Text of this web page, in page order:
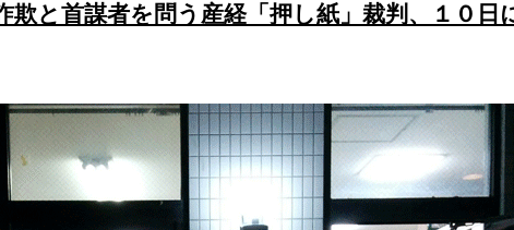
欺と首謀者を問う産経「押し紙」裁判、１０日